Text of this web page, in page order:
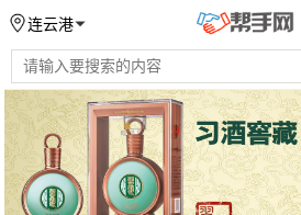
连云港